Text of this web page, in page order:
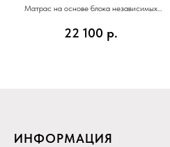
Матрас на основе блока независимых
койры
22 100 р.
ИНФОРМАЦИЯ